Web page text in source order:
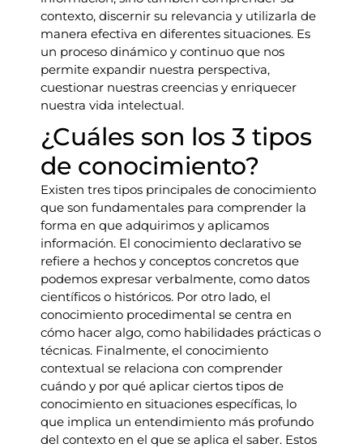
contexto, discernir su relevancia y utilizarla de
manera efectiva en diferentes situaciones. Es
un proceso dinámico y continuo que nos
permite expandir nuestra perspectiva,
cuestionar nuestras creencias y enriquecer
nuestra vida intelectual.
¿Cuáles son los 3 tipos
de conocimiento?
Existen tres tipos principales de conocimiento
que son fundamentales para comprender la
forma en que adquirimos y aplicamos
información. El conocimiento declarativo se
refiere a hechos y conceptos concretos que
podemos expresar verbalmente, como datos
científicos o históricos. Por otro lado, el
conocimiento procedimental se centra en
cómo hacer algo, como habilidades prácticas o
técnicas. Finalmente, el conocimiento
contextual se relaciona con comprender
cuándo y por qué aplicar ciertos tipos de
conocimiento en situaciones específicas, lo
que implica un entendimiento más profundo
del contexto en el que se aplica el saber. Estos